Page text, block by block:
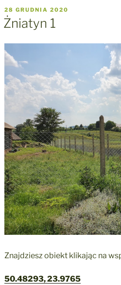
OPUBLIKOWANE
W
28 GRUDNIA 2020
Żniatyn 1
Znajdziesz obiekt klikając na
50.48293, 23.9765